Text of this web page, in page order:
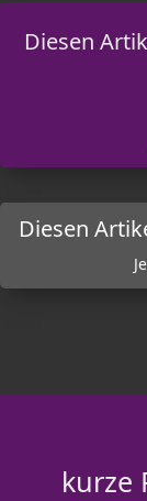
Diesen
Diesen
kurze